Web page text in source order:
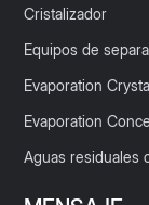
Cristalizador
Equipos de
Evaporation
Evaporation
Aguas residuales